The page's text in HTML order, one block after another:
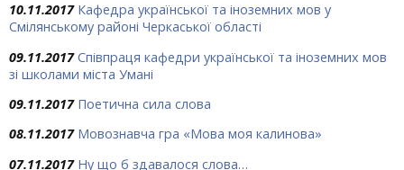
10.11.2017 Кафедра української та іноземних мов у
Смілянському районі Черкаської області
09.11.2017 Співпраця кафедри української та іноземних мов
зі школами міста Умані
09.11.2017 Поетична сила слова
08.11.2017 Мовознавча гра «Мова моя калинова»
07.11.2017 Ну що б здавалося слова…